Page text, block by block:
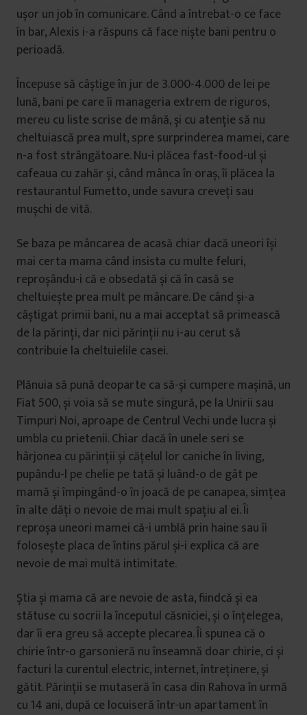
ușor un job în comunicare. Când a întrebat-o ce face
în bar, Alexis i-a răspuns că face niște bani pentru o
perioadă.
Începuse să câștige în jur de 3.000-4.000 de lei pe
lună, bani pe care îi manageria extrem de riguros,
mereu cu liste scrise de mână, și cu atenție să nu
cheltuiască prea mult, spre surprinderea mamei, care
n-a fost strângătoare. Nu-i plăcea fast-food-ul și
cafeaua cu zahăr și, când mânca în oraș, îi plăcea la
restaurantul Fumetto, unde savura creveți sau
mușchi de vită.
Se baza pe mâncarea de acasă chiar dacă uneori își
mai certa mama când insista cu multe feluri,
reproșându-i că e obsedată și că în casă se
cheltuiește prea mult pe mâncare. De când și-a
câștigat primii bani, nu a mai acceptat să primească
de la părinți, dar nici părinții nu i-au cerut să
contribuie la cheltuielile casei.
Plănuia să pună deoparte ca să-și cumpere mașină, un
Fiat 500, și voia să se mute singură, pe la Unirii sau
Timpuri Noi, aproape de Centrul Vechi unde lucra și
umbla cu prietenii. Chiar dacă în unele seri se
hârjonea cu părinții și cățelul lor caniche în living,
pupându-l pe chelie pe tată și luând-o de gât pe
mamă și împingând-o în joacă de pe canapea, simțea
în alte dăți o nevoie de mai mult spațiu al ei. Îi
reproșa uneori mamei că-i umblă prin haine sau îi
folosește placa de întins părul și-i explica că are
nevoie de mai multă intimitate.
Știa și mama că are nevoie de asta, fiindcă și ea
stătuse cu socrii la începutul căsniciei, și o înțelegea,
dar îi era greu să accepte plecarea. Îi spunea că o
chirie într-o garsonieră nu înseamnă doar chirie, ci și
facturi la curentul electric, internet, întreținere, și
gătit. Părinții se mutaseră în casa din Rahova în urmă
cu 14 ani, după ce locuiseră într-un apartament în